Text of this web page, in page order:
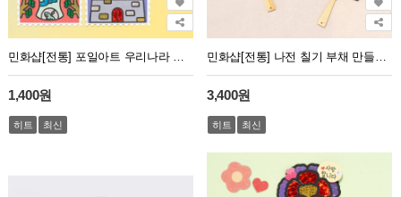
민화샵[전통] 포일아트 우리나라 문화유산 만들기 (사회 교과)
1,400원
히트 최신
민화샵[전통] 나전 칠기 부채 만들기 일반형 (수박, 학)
3,400원
히트 최신